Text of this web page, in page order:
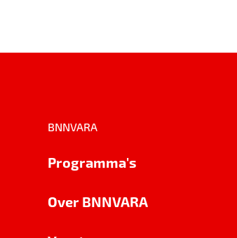
BNNVARA
Programma's
Over BNNVARA